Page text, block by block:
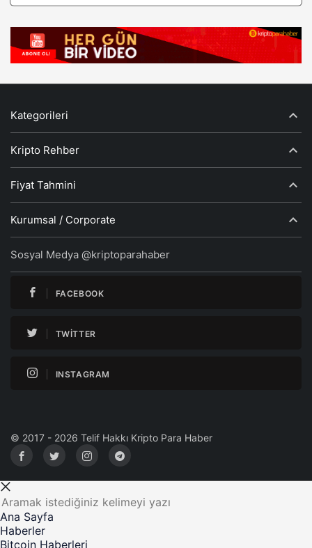
Kategorileri
Kripto Rehber
Fiyat Tahmini
Kurumsal / Corporate
Sosyal Medya @kriptoparahaber
FACEBOOK
TWITTER
INSTAGRAM
© 2017 - 2026 Telif Hakkı Kripto Para Haber
Ana Sayfa
Haberler
Bitcoin Haberleri